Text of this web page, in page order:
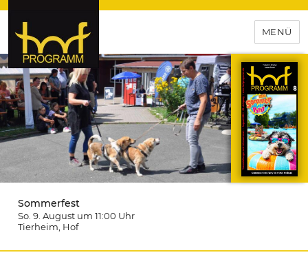
hof-programm – das
Veranstaltungsportal für
Hochfranken
MENÜ
Sommerfest
So. 9. August um 11:00 Uhr
Tierheim , Hof